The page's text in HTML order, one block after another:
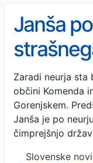
Janša
moči,
bodo
...«
Zaradi neurja
občini Komenda
Gorenjskem.
Janša je po
čimprejšnjo
Slovenske